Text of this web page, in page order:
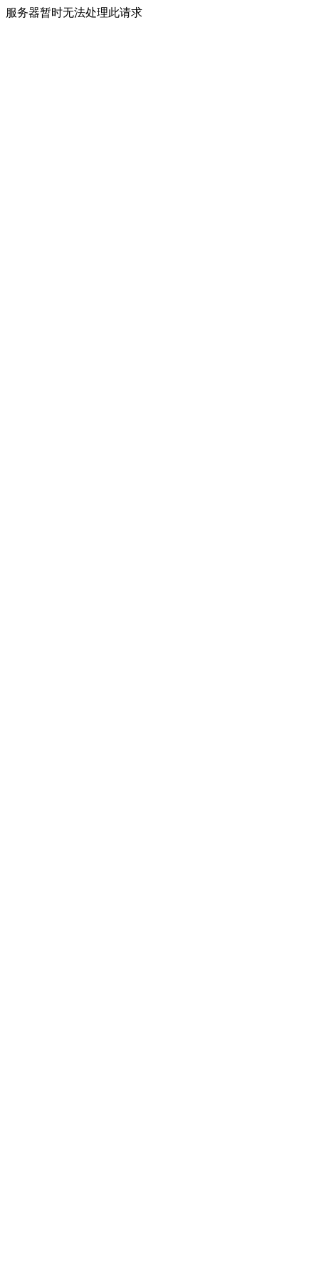
服务器暂时无法处理此请求